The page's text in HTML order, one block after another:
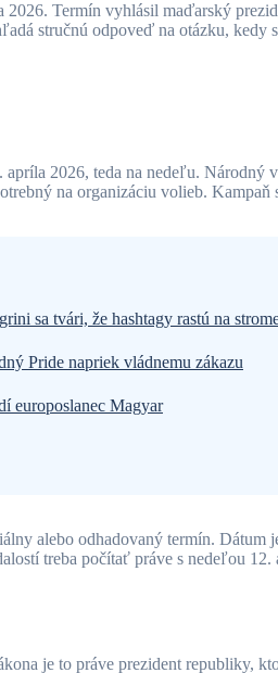
Termín vyhlásil maďarský
stručnú odpoveď na otázku,
2026, teda na nedeľu.
na organizáciu volieb. Kampaň
sa tvári, že hashtagy rastú na
Pride napriek vládnemu zákazu
europoslanec Magyar
alebo odhadovaný termín.
treba počítať práve s nedeľou 12.
je to práve prezident republiky,